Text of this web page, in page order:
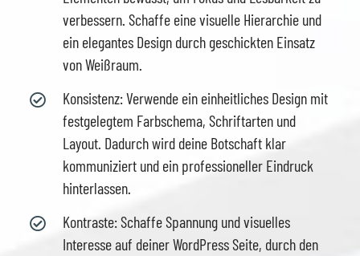
verbessern. Schaffe eine visuelle Hierarchie und
ein elegantes Design durch geschickten Einsatz
von Weißraum.
Konsistenz: Verwende ein einheitliches Design mit
festgelegtem Farbschema, Schriftarten und
Layout. Dadurch wird deine Botschaft klar
kommuniziert und ein professioneller Eindruck
hinterlassen.
Kontraste: Schaffe Spannung und visuelles
Interesse auf deiner WordPress Seite, durch den